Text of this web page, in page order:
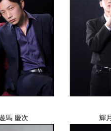
馬 慶次 輝